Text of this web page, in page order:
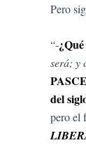
Pero
“-
será; y
del
pero el